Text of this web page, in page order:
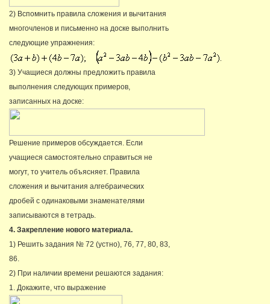
2) Вспомнить правила сложения и вычитания
многочленов и письменно на доске выполнить
следующие упражнения:
3) Учащиеся должны предложить правила
выполнения следующих примеров,
записанных на доске:
Решение примеров обсуждается. Если
учащиеся самостоятельно справиться не
могут, то учитель объясняет. Правила
сложения и вычитания алгебраических
дробей с одинаковыми знаменателями
записываются в тетрадь.
4. Закрепление нового материала.
1) Решить задания № 72 (устно), 76, 77, 80, 83,
86.
2) При наличии времени решаются задания:
1. Докажите, что выражение